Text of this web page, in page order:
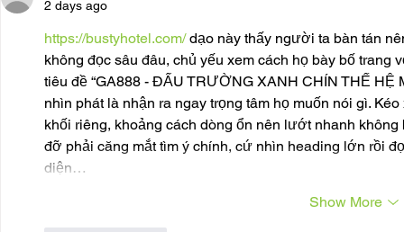
2 days ago
https://bustyhotel.com/ dạo này thấy người ta bàn tán
không đọc sâu đâu, chủ yếu xem cách họ bày bố
tiêu đề “GA888 - ĐẤU TRƯỜNG XANH CHÍN THẾ HỆ
nhìn phát là nhận ra ngay trọng tâm họ muốn nói gì.
khối riêng, khoảng cách dòng ổn nên lướt nhanh
đỡ phải căng mắt tìm ý chính, cứ nhìn heading lớn rồi
diện…
Show More